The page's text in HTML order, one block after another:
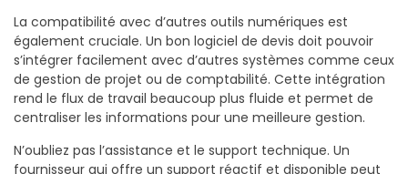
La compatibilité avec d’autres outils numériques est
également cruciale. Un bon logiciel de devis doit pouvoir
s’intégrer facilement avec d’autres systèmes comme ceux
de gestion de projet ou de comptabilité. Cette intégration
rend le flux de travail beaucoup plus fluide et permet de
centraliser les informations pour une meilleure gestion.
N’oubliez pas l’assistance et le support technique. Un
fournisseur qui offre un support réactif et disponible peut